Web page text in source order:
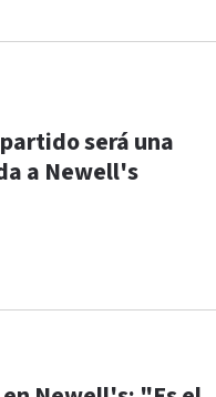
será una
a Newell's